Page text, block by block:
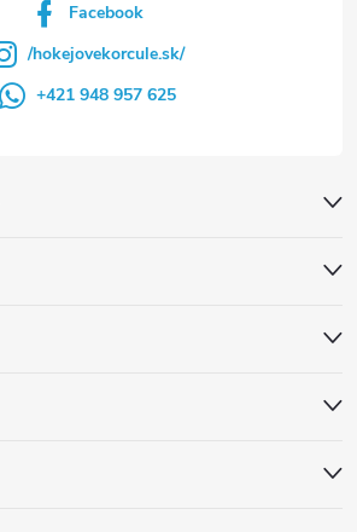
Facebook
/hokejovekorcule.sk/
+421 948 957 625